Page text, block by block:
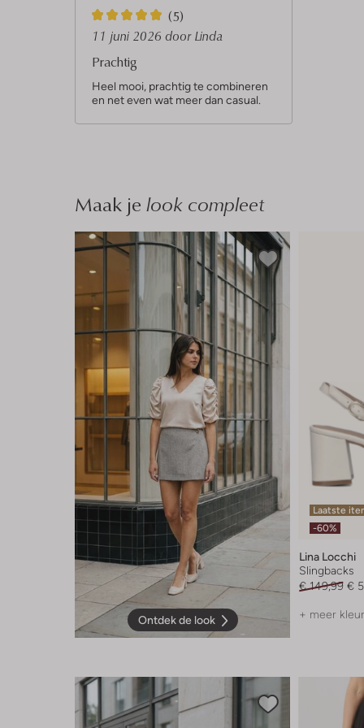
5
S
t
e
r
r
(5)
11 juni 2026 door Linda
Prachtig
Heel mooi, prachtig te combineren
en net even wat meer dan casual.
Maak je look compleet
Ontdek de look
Laatste
-60%
Lina Locchi
Slingbacks
€ 149,99 €
+ meer